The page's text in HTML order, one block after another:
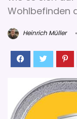
Wohlbefinden
Heinrich Müller